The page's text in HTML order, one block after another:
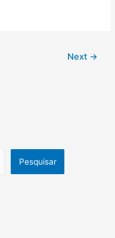
Next →
Pesquisar